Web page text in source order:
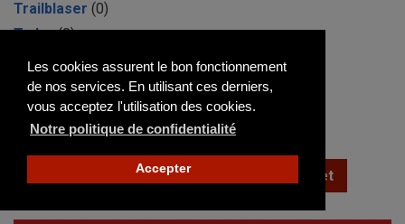
Les cookies assurent le bon fonctionnement
de nos services. En utilisant ces derniers,
vous acceptez l'utilisation des cookies.
Notre politique de confidentialité
Accepter
Trailblaser (0)
Tudor (0)
Two-Ten
(0)
Universal (1)
Van (5)
Véga (1)
Créer une alerte sur la marque Chevrolet